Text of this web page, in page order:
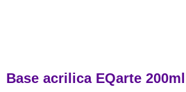
Base acrilica EQarte